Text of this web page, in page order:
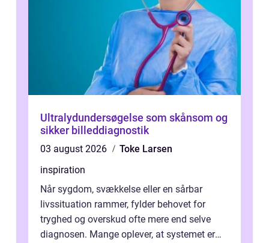
Ultralydundersøgelse som skånsom og
sikker billeddiagnostik
03 august 2026
Toke Larsen
inspiration
Når sygdom, svækkelse eller en sårbar
livssituation rammer, fylder behovet for
tryghed og overskud ofte mere end selve
diagnosen. Mange oplever, at systemet er